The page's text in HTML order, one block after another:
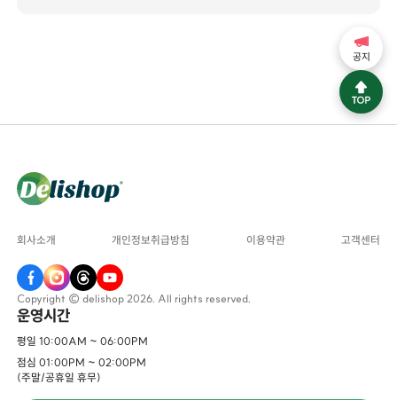
회사소개 개인정보취급방침 이용약관 고객센터
Copyright © delishop 2026. All rights reserved.
운영시간
평일 10:00AM ~ 06:00PM
점심 01:00PM ~ 02:00PM
(주말/공휴일 휴무)
공지